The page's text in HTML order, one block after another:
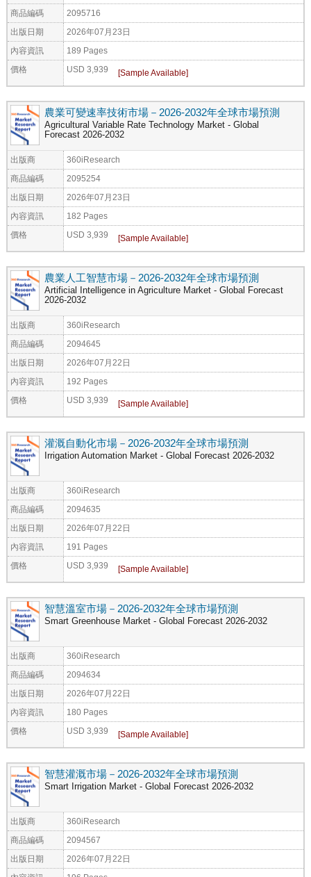
商品編碼 2095716
出版日期 2026年07月23日
內容資訊 189 Pages
價格 USD 3,939
農業可變速率技術市場－2026-2032年全球市場預測
Agricultural Variable Rate Technology Market - Global
Forecast 2026-2032
出版商 360iResearch
商品編碼 2095254
出版日期 2026年07月23日
內容資訊 182 Pages
價格 USD 3,939
農業人工智慧市場－2026-2032年全球市場預測
Artificial Intelligence in Agriculture Market - Global Forecast
2026-2032
出版商 360iResearch
商品編碼 2094645
出版日期 2026年07月22日
內容資訊 192 Pages
價格 USD 3,939
灌溉自動化市場－2026-2032年全球市場預測
Irrigation Automation Market - Global Forecast 2026-2032
出版商 360iResearch
商品編碼 2094635
出版日期 2026年07月22日
內容資訊 191 Pages
價格 USD 3,939
智慧溫室市場－2026-2032年全球市場預測
Smart Greenhouse Market - Global Forecast 2026-2032
出版商 360iResearch
商品編碼 2094634
出版日期 2026年07月22日
內容資訊 180 Pages
價格 USD 3,939
智慧灌溉市場－2026-2032年全球市場預測
Smart Irrigation Market - Global Forecast 2026-2032
出版商 360iResearch
商品編碼 2094567
出版日期 2026年07月22日